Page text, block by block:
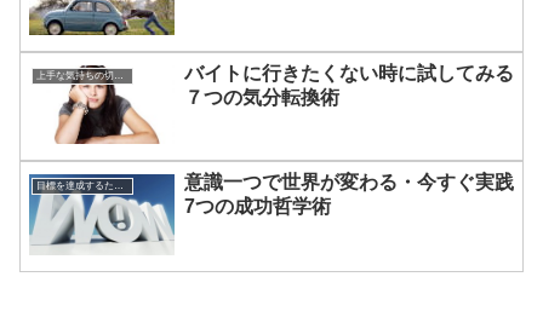
上手な気持ちの切り替えかた
バイトに行きたくない時に試してみる
７つの気分転換術
意識一つで世界が変わる・今すぐ実践
7つの成功哲学術